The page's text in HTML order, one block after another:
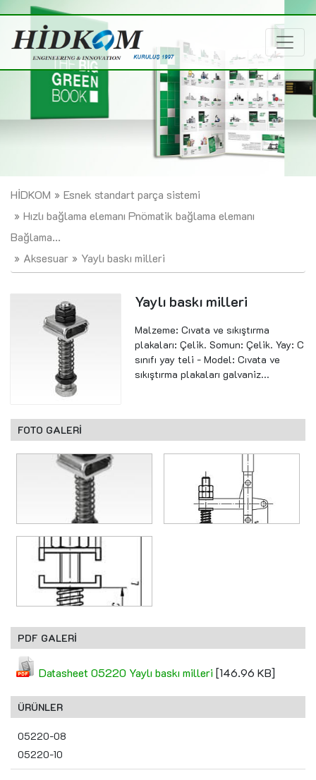
HİDKOM
Esnek standart parça sistemi
Hızlı bağlama elemanı Pnömatik bağlama elemanı
Bağlama...
Aksesuar
Yaylı baskı milleri
Yaylı baskı milleri
Malzeme: Cıvata ve sıkıştırma
plakaları: Çelik. Somun: Çelik. Yay: C
sınıfı yay teli - Model: Cıvata ve
sıkıştırma plakaları galvaniz...
FOTO GALERİ
PDF GALERİ
Datasheet 05220 Yaylı baskı milleri [146.96 KB]
ÜRÜNLER
05220-08
05220-10